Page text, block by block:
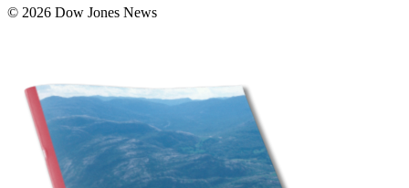
© 2026 Dow Jones News